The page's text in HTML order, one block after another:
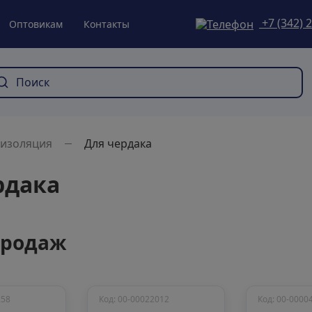
Оптовикам Контакты +7 (342)
Для чердака
Код: 00-00022012 Код: 00-